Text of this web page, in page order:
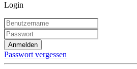
Login
Anmelden
Passwort vergessen